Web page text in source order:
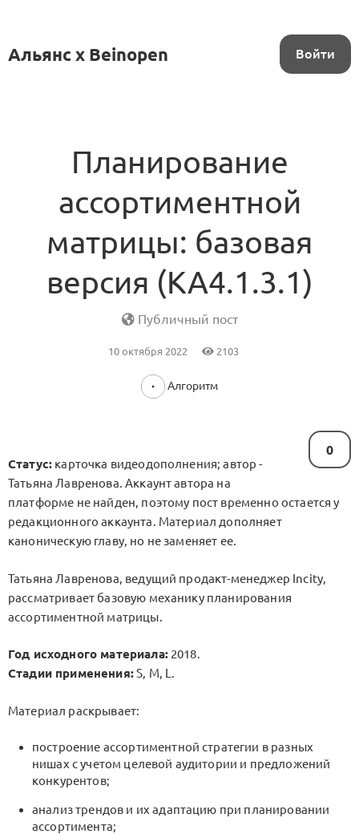
Альянс x Beinopen Войти
Планирование
ассортиментной
матрицы: базовая
версия (KA4.1.3.1)
Публичный пост
10 октября 2022 2103
Алгоритм
0
Статус: карточка видеодополнения; автор -
Татьяна Лавренова. Аккаунт автора на
платформе не найден, поэтому пост временно остается у
редакционного аккаунта. Материал дополняет
каноническую главу, но не заменяет ее.
Татьяна Лавренова, ведущий продакт-менеджер Incity,
рассматривает базовую механику планирования
ассортиментной матрицы.
Год исходного материала:2018.
Стадии применения:S, M, L.
Материал раскрывает:
построение ассортиментной стратегии в разных
нишах с учетом целевой аудитории и предложений
конкурентов;
анализ трендов и их адаптацию при планировании
ассортимента;